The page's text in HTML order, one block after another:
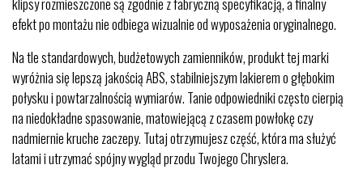
efekt po montażu nie odbiega wizualnie od wyposażenia oryginalnego.
Na tle standardowych, budżetowych zamienników, produkt tej marki
wyróżnia się lepszą jakością ABS, stabilniejszym lakierem o głębokim
połysku i powtarzalnością wymiarów. Tanie odpowiedniki często cierpią
na niedokładne spasowanie, matowiejącą z czasem powłokę czy
nadmiernie kruche zaczepy. Tutaj otrzymujesz część, która ma służyć
latami i utrzymać spójny wygląd przodu Twojego Chryslera.